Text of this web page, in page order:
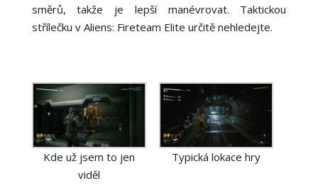
směrů, takže je lepší manévrovat. Taktickou
střílečku v Aliens: Fireteam Elite určitě nehledejte.
Kde už jsem to jen
viděl
Typická lokace hry